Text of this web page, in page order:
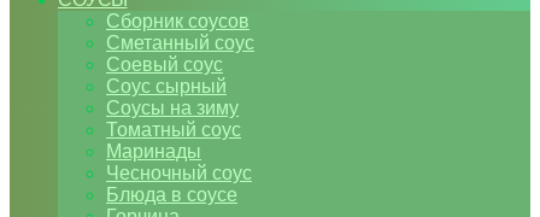
Сборник соусов
Сметанный соус
Соевый соус
Соус сырный
Соусы на зиму
Томатный соус
Маринады
Чесночный соус
Блюда в соусе